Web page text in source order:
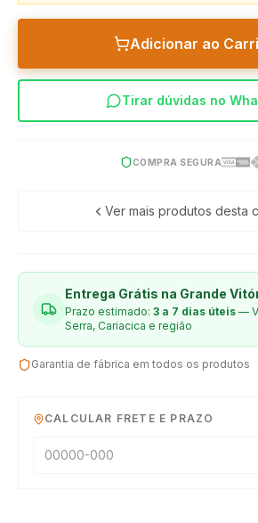
Adicionar ao
Tirar dúvidas no
COMPRA SEGURA
Ver mais produtos desta
Entrega Grátis na Grande
Prazo estimado: 3 a 7 dias úteis —
Serra, Cariacica e região
Garantia de fábrica em todos os produtos
CALCULAR FRETE E PRAZO